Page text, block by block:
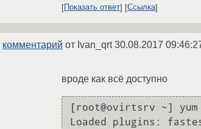
Показать ответ Ссылка
комментарий от Ivan_qrt30.08.2017
вроде как всё доступно
[root@ovirtsrv ~]
Loaded plugins: